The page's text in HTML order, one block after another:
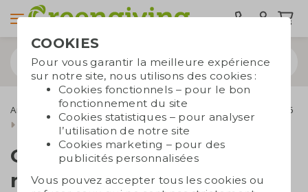
Articles de bureau carnets personnalisables
Carnets A5/A6
Carnet en carton recyclé
Carnet en carton
recyclé
COOKIES
Pour vous garantir la meilleure expérience
sur notre site, nous utilisons des cookies :
Cookies fonctionnels – pour le bon
fonctionnement du site
Cookies statistiques – pour analyser
l’utilisation de notre site
Cookies marketing – pour des
publicités personnalisées
Vous pouvez accepter tous les cookies ou